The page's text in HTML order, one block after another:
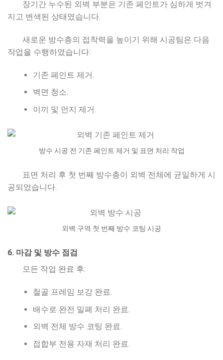
장기간 누수된 외벽 부분은 기존 페인트가 심하게 벗겨
지고 변색된 상태였습니다.
새로운 방수층의 접착력을 높이기 위해 시공팀은 다음
작업을 수행하였습니다:
기존 페인트 제거.
벽면 청소.
이끼 및 먼지 제거.
방수 시공 전 기존 페인트 제거 및 표면 처리 작업
표면 처리 후 첫 번째 방수층이 외벽 전체에 균일하게 시
공되었습니다.
외벽 구역 첫 번째 방수 코팅 시공
6. 마감 및 방수 점검
모든 작업 완료 후:
철골 프레임 보강 완료.
배수로 완전 밀폐 처리 완료.
외벽 전체 방수 코팅 완료.
접합부 전용 자재 처리 완료.